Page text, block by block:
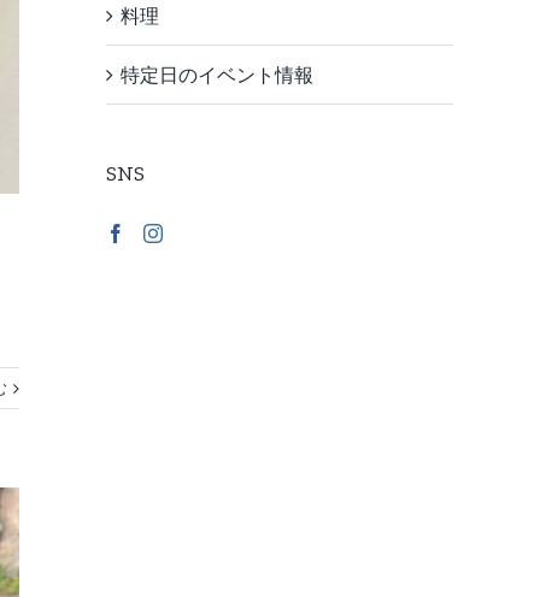
料理
特定日のイベント情報
SNS